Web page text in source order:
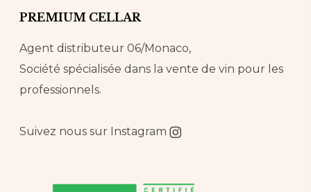
PREMIUM CELLAR
Agent distributeur 06/Monaco,
Société spécialisée dans la vente de vin pour les
professionnels.
Suivez nous sur Instagram